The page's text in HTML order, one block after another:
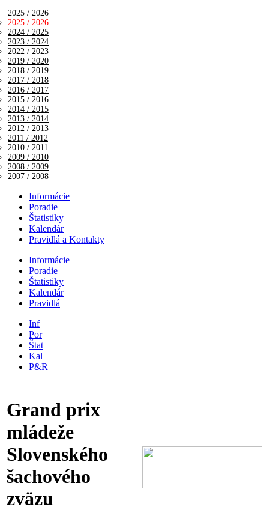
2025 / 2026
2025 / 2026
2024 / 2025
2023 / 2024
2022 / 2023
2019 / 2020
2018 / 2019
2017 / 2018
2016 / 2017
2015 / 2016
2014 / 2015
2013 / 2014
2012 / 2013
2011 / 2012
2010 / 2011
2009 / 2010
2008 / 2009
2007 / 2008
Informácie
Poradie
Štatistiky
Kalendár
Pravidlá a Kontakty
Informácie
Poradie
Štatistiky
Kalendár
Pravidlá
Inf
Por
Štat
Kal
P&R
Grand prix
mládeže
Slovenského
šachového
zväzu